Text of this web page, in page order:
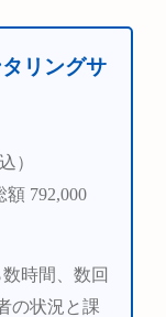
リングサ
）
792,000
時間、数回
の状況と課